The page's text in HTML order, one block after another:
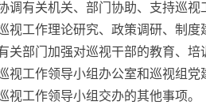
有关机关、部门协助、支持巡视
工作理论研究、政策调研、制度
部门加强对巡视干部的教育、培
工作领导小组办公室和巡视组党
工作领导小组交办的其他事项。